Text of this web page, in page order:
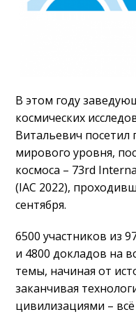
В этом году
космических
Витальевич посетил
мирового уровня,
космоса – 73rd
(IAC 2022),
сентября.
6500 участников из
и 4800 докладов на
темы, начиная от
заканчивая
цивилизациями – всё